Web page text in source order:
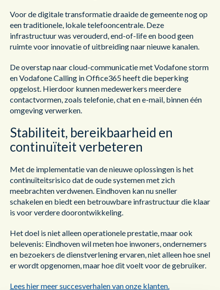
Voor de digitale transformatie draaide de gemeente nog op
een traditionele, lokale telefooncentrale. Deze
infrastructuur was verouderd, end-of-life en bood geen
ruimte voor innovatie of uitbreiding naar nieuwe kanalen.
De overstap naar cloud-communicatie met Vodafone storm
en Vodafone Calling in Office365 heeft die beperking
opgelost. Hierdoor kunnen medewerkers meerdere
contactvormen, zoals telefonie, chat en e-mail, binnen één
omgeving verwerken.
Stabiliteit, bereikbaarheid en
continuïteit verbeteren
Met de implementatie van de nieuwe oplossingen is het
continuïteitsrisico dat de oude systemen met zich
meebrachten verdwenen. Eindhoven kan nu sneller
schakelen en biedt een betrouwbare infrastructuur die klaar
is voor verdere doorontwikkeling.
Het doel is niet alleen operationele prestatie, maar ook
belevenis: Eindhoven wil meten hoe inwoners, ondernemers
en bezoekers de dienstverlening ervaren, niet alleen hoe snel
er wordt opgenomen, maar hoe dit voelt voor de gebruiker.
Lees hier meer succesverhalen van onze klanten.